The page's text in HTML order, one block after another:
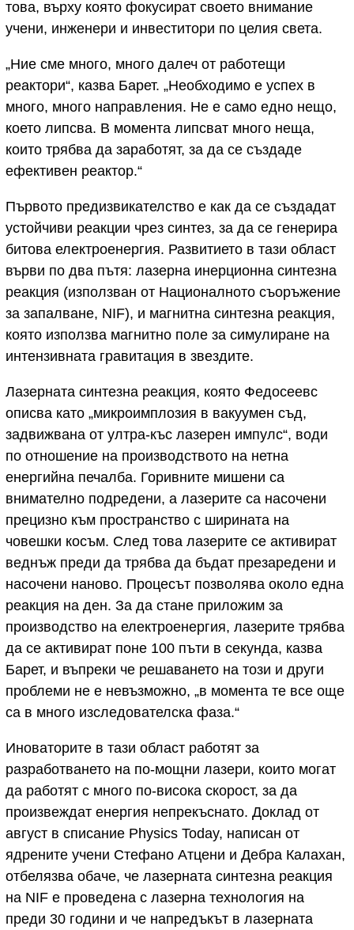
това, върху която фокусират своето внимание
учени, инженери и инвеститори по целия света.
„Ние сме много, много далеч от работещи
реактори“, казва Барет. „Необходимо е успех в
много, много направления. Не е само едно нещо,
което липсва. В момента липсват много неща,
които трябва да заработят, за да се създаде
ефективен реактор.“
Първото предизвикателство е как да се създадат
устойчиви реакции чрез синтез, за да се генерира
битова електроенергия. Развитието в тази област
върви по два пътя: лазерна инерционна синтезна
реакция (използван от Националното съоръжение
за запалване, NIF), и магнитна синтезна реакция,
която използва магнитно поле за симулиране на
интензивната гравитация в звездите.
Лазерната синтезна реакция, която Федосеевс
описва като „микроимплозия в вакуумен съд,
задвижвана от ултра-къс лазерен импулс“, води
по отношение на производството на нетна
енергийна печалба. Горивните мишени са
внимателно подредени, а лазерите са насочени
прецизно към пространство с ширината на
човешки косъм. След това лазерите се активират
веднъж преди да трябва да бъдат презаредени и
насочени наново. Процесът позволява около една
реакция на ден. За да стане приложим за
производство на електроенергия, лазерите трябва
да се активират поне 100 пъти в секунда, казва
Барет, и въпреки че решаването на този и други
проблеми не е невъзможно, „в момента те все още
са в много изследователска фаза.“
Иноваторите в тази област работят за
разработването на по-мощни лазери, които могат
да работят с много по-висока скорост, за да
произвеждат енергия непрекъснато. Доклад от
август в списание Physics Today, написан от
ядрените учени Стефано Атцени и Дебра Калахан,
отбелязва обаче, че лазерната синтезна реакция
на NIF е проведена с лазерна технология на
преди 30 години и че напредъкът в лазерната